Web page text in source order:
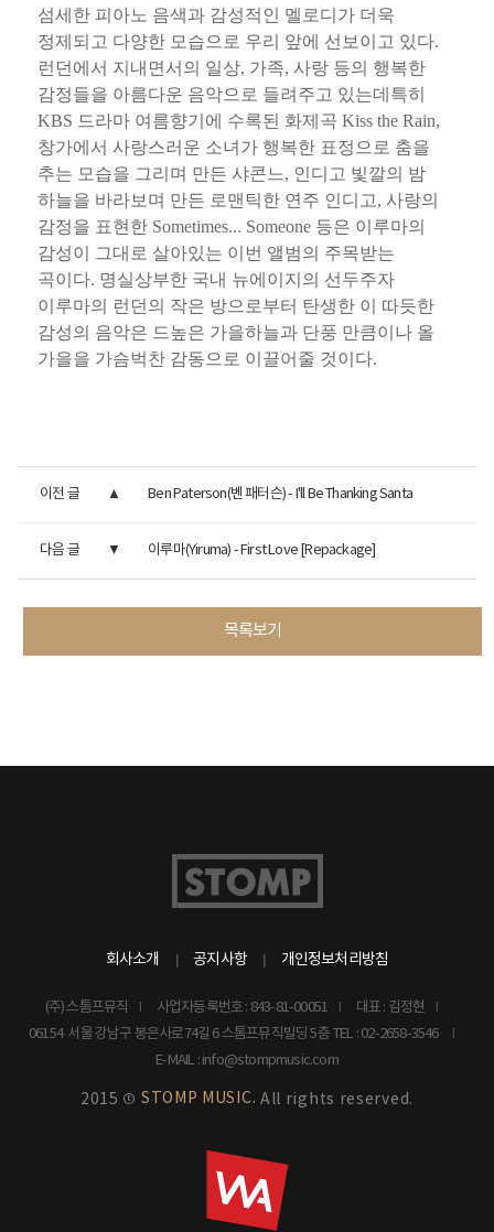
섬세한 피아노 음색과 감성적인 멜로디가 더욱
정제되고 다양한 모습으로 우리 앞에 선보이고 있다.
런던에서 지내면서의 일상, 가족, 사랑 등의 행복한
감정들을 아름다운 음악으로 들려주고 있는데특히
KBS 드라마 여름향기에 수록된 화제곡 Kiss the Rain,
창가에서 사랑스러운 소녀가 행복한 표정으로 춤을
추는 모습을 그리며 만든 샤콘느, 인디고 빛깔의 밤
하늘을 바라보며 만든 로맨틱한 연주 인디고, 사랑의
감정을 표현한 Sometimes... Someone 등은 이루마의
감성이 그대로 살아있는 이번 앨범의 주목받는
곡이다. 명실상부한 국내 뉴에이지의 선두주자
이루마의 런던의 작은 방으로부터 탄생한 이 따듯한
감성의 음악은 드높은 가을하늘과 단풍 만큼이나 올
가을을 가슴벅찬 감동으로 이끌어줄 것이다.
이전 글 Ben Paterson(벤 패터슨) - I'll Be Thanking Santa
다음 글 이루마(Yiruma) - First Love [Repackage]
목록보기
회사소개 공지사항 개인정보처리방침
(주) 스톰프뮤직 사업자등록번호 : 843-81-00051
대표 : 김정현
06154 서울 강남구 봉은사로74길 6 스톰프뮤직빌딩 5층 TEL : 02-2658-3546
E-MAIL : info@stompmusic.com
2015 © STOMP MUSIC. All rights reserved.